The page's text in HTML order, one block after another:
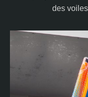
des